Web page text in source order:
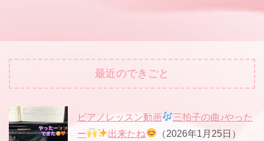
最近のできごと
ピアノレッスン動画
三拍子の曲♪やった
ー
出来たね （2026年1月25日）